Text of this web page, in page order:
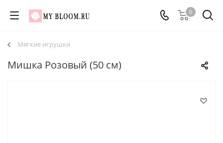
0
Мягкие игрушки
Мишка Розовый (50 см)